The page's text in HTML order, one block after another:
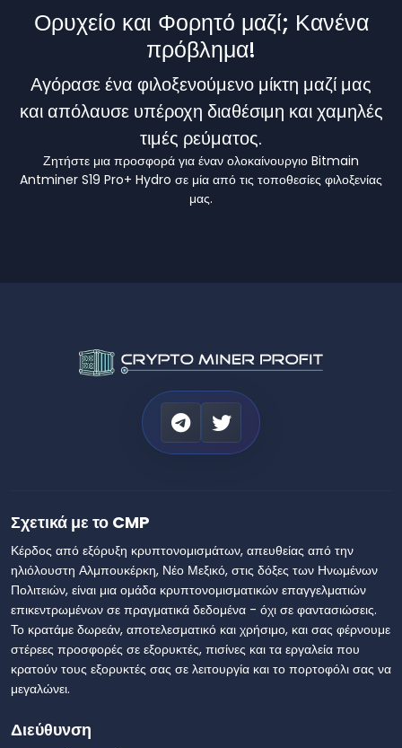
Ορυχείο και Φορητό μαζί; Κανένα
πρόβλημα!
Αγόρασε ένα φιλοξενούμενο μίκτη μαζί μας
και απόλαυσε υπέροχη διαθέσιμη και χαμηλές
τιμές ρεύματος.
Ζητήστε μια προσφορά για έναν ολοκαίνουργιο Bitmain
Antminer S19 Pro+ Hydro σε μία από τις τοποθεσίες φιλοξενίας
μας.
Σχετικά με το CMP
Κέρδος από εξόρυξη κρυπτονομισμάτων, απευθείας από την
ηλιόλουστη Αλμπουκέρκη, Νέο Μεξικό, στις δόξες των Ηνωμένων
Πολιτειών, είναι μια ομάδα κρυπτονομισματικών επαγγελματιών
επικεντρωμένων σε πραγματικά δεδομένα - όχι σε φαντασιώσεις.
Το κρατάμε δωρεάν, αποτελεσματικό και χρήσιμο, και σας φέρνουμε
στέρεες προσφορές σε εξορυκτές, πισίνες και τα εργαλεία που
κρατούν τους εξορυκτές σας σε λειτουργία και το πορτοφόλι σας να
μεγαλώνει.
Διεύθυνση